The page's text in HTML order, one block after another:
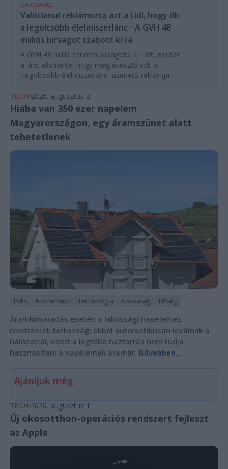
GAZDASÁG
Valótlanul reklámozta azt a Lidl, hogy ők
a legolcsóbb élelmiszerlánc - A GVH 48
milliós bírságot szabott ki rá
A GVH 48 millió forintra bírságolta a Lidlt, miután
a lánc elismerte, hogy megtévesztő volt a
„legolcsóbb élelmiszerlánc” üzenetű reklámja.
TECH 2026. augusztus 2.
Hiába van 350 ezer napelem
Magyarországon, egy áramszünet alatt
tehetetlenek
Paks Atomerőmű Technológia Gazdaság Hőség
Áramkimaradás esetén a lakossági napelemes
rendszerek biztonsági okból automatikusan leválnak a
hálózatról, ezért a legtöbb háztartás nem tudja
hasznosítani a napelemek áramát. Bővebben...
Ajánljuk még
TECH 2026. augusztus 1.
Új okosotthon-operációs rendszert fejleszt
az Apple